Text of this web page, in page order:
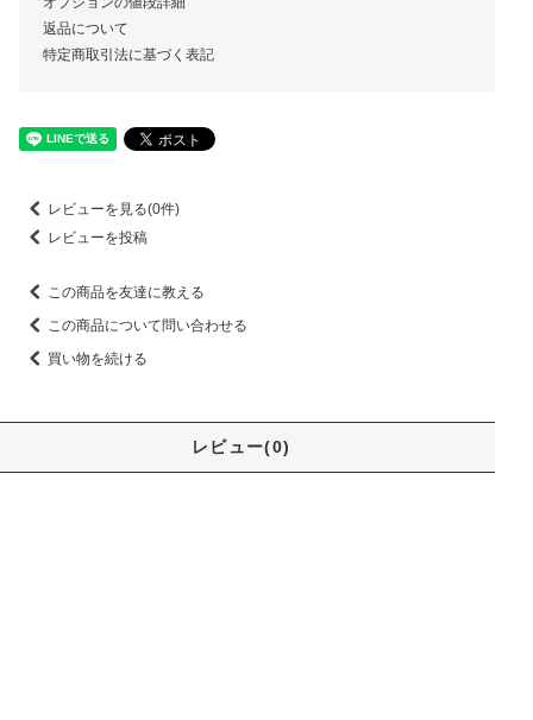
返品について
特定商取引法に基づく表記
レビューを見る(0件)
レビューを投稿
この商品を友達に教える
この商品について問い合わせる
買い物を続ける
レビュー(0)